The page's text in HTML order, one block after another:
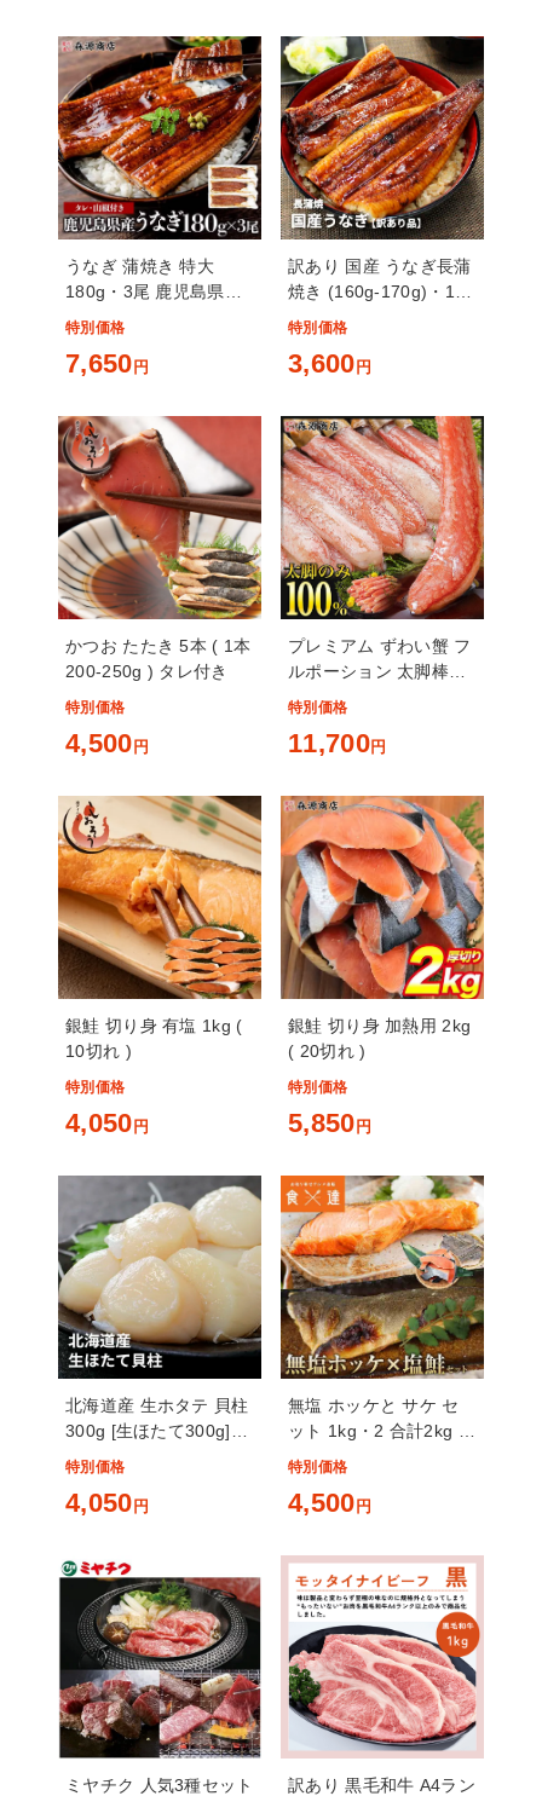
うなぎ 蒲焼き 特大
180g・3尾 鹿児島県産
国産 無投薬
特別価格
7,650 円
訳あり 国産 うなぎ長蒲
焼き (160g-170g)・1尾
タレ・山椒つき [ウナギ
うそく）発送 1-3営業日
除く
特別価格
3,600 円
かつお たたき 5本 ( 1本
200-250g ) タレ付き
特別価格
4,500 円
プレミアム ずわい蟹 フ
ルポーション 太脚棒肉
100% 1kg ( 大 40本 )
特別価格
11,700円
銀鮭 切り身 有塩 1kg (
10切れ )
特別価格
4,050 円
銀鮭 切り身 加熱用 2kg
( 20切れ )
特別価格
5,850 円
北海道産 生ホタテ 貝柱
300g [生ほたて300g]超
速（ちょうそく）発送
定 土日祝除く
特別価格
4,050 円
無塩 ホッケと サケ セ
ット 1kg・2 合計2kg ほ
っけ 切り身 鮭 さけ 鮭
特別価格
4,500 円
ミヤチク 人気3種セット
訳あり 黒毛和牛 A4ラン